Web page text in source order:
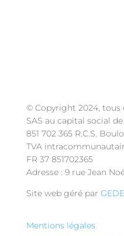
© Copyright 2024, tous
SAS au capital social
851 702 365 R.C.S.
TVA
FR 37 851702365
Adresse : 9 rue Jean
Site web géré par
Mentions légales